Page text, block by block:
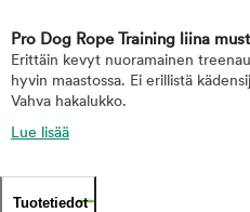
Pro Dog Rope Training liina
Erittäin kevyt nuoramainen
hyvin maastossa. Ei erillistä
Vahva hakalukko.
Lue lisää
Tuotetiedot